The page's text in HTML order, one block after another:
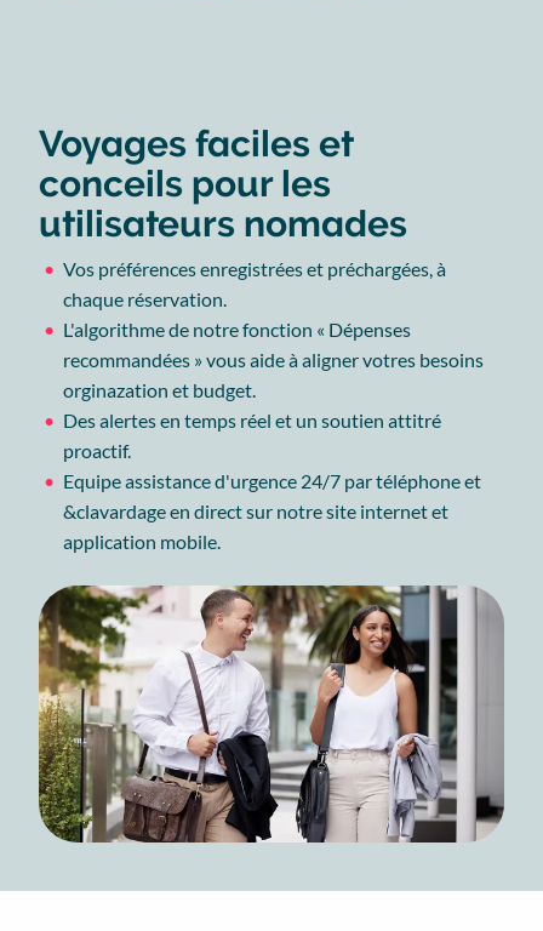
Voyages faciles et
conceils pour les
utilisateurs nomades
Vos préférences enregistrées et préchargées, à
chaque réservation.
L'algorithme de notre fonction « Dépenses
recommandées » vous aide à aligner votres besoins
orginazation et budget.
Des alertes en temps réel et un soutien attitré
proactif.
Equipe assistance d'urgence 24/7 par téléphone et
&clavardage en direct sur notre site internet et
application mobile.